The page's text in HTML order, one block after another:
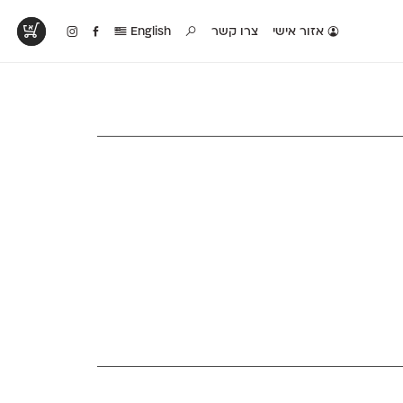
אזור אישי צרו קשר English
שנעשו עם
פונטים על־גבי דף A4
של הפונטים שלנו זה